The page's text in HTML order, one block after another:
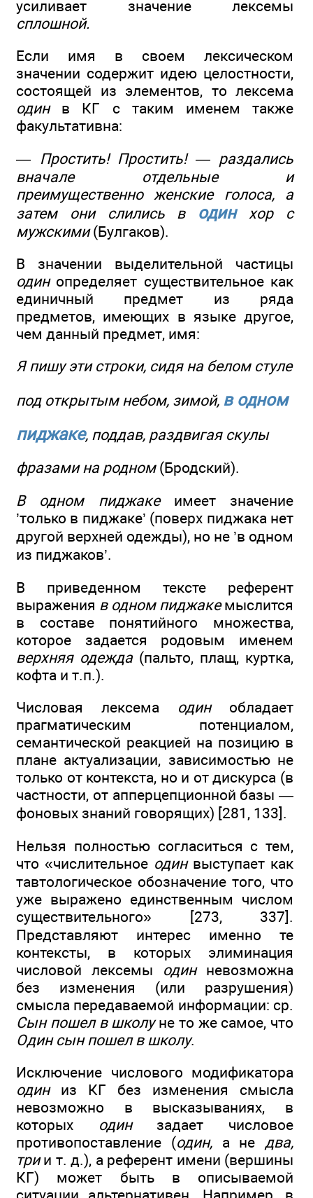
усиливает значение лексемы
сплошной.
Если имя в своем лексическом
значении содержит идею целостности,
состоящей из элементов, то лексема
одинв КГ с таким именем также
факультативна:
— Простить! Простить! — раздались
вначале отдельные и
преимущественно женские голоса, а
затем они слились в одинхор с
мужскими(Булгаков).
В значении выделительной частицы
одинопределяет существительное как
единичный предмет из ряда
предметов, имеющих в языке другое,
чем данный предмет, имя:
Я пишу эти строки, сидя на белом стуле
под открытым небом, зимой, в одном
пиджаке, поддав, раздвигая скулы
фразами на родном(Бродский).
В одном пиджакеимеет значение
’только в пиджаке’ (поверх пиджака нет
другой верхней одежды), но не ’в одном
из пиджаков’.
В приведенном тексте референт
выражения в одном пиджакемыслится
в составе понятийного множества,
которое задается родовым именем
верхняя одежда (пальто, плащ, куртка,
кофта и т.п.).
Числовая лексема одинобладает
прагматическим потенциалом,
семантической реакцией на позицию в
плане актуализации, зависимостью не
только от контекста, но и от дискурса (в
частности, от апперцепционной базы —
фоновых знаний говорящих) [281, 133].
Нельзя полностью согласиться с тем,
что «числительное одинвыступает как
тавтологическое обозначение того, что
уже выражено единственным числом
существительного» [273, 337].
Представляют интерес именно те
контексты, в которых элиминация
числовой лексемы одинневозможна
без изменения (или разрушения)
смысла передаваемой информации: ср.
Сын пошел в школуне то же самое, что
Один сын пошел в школу.
Исключение числового модификатора
одиниз КГ без изменения смысла
невозможно в высказываниях, в
которых одинзадает числовое
противопоставление (один,а не два,
трии т. д.), а референт имени (вершины
КГ) может быть в описываемой